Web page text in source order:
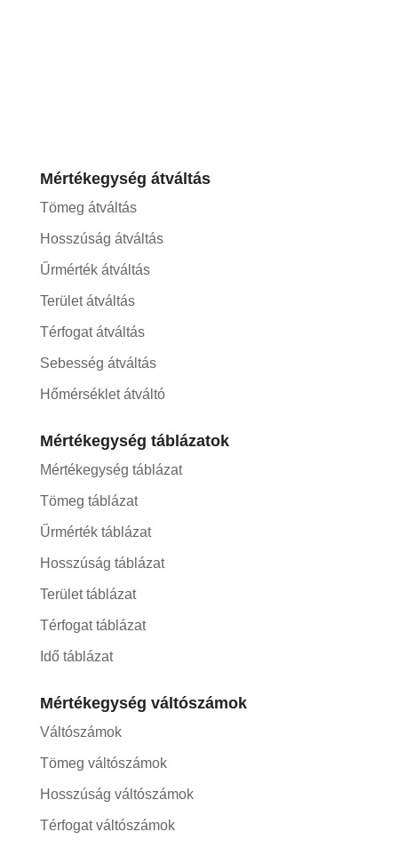
Mértékegység átváltás
Tömeg átváltás
Hosszúság átváltás
Űrmérték átváltás
Terület átváltás
Térfogat átváltás
Sebesség átváltás
Hőmérséklet átváltó
Mértékegység táblázatok
Mértékegység táblázat
Tömeg táblázat
Űrmérték táblázat
Hosszúság táblázat
Terület táblázat
Térfogat táblázat
Idő táblázat
Mértékegység váltószámok
Váltószámok
Tömeg váltószámok
Hosszúság váltószámok
Térfogat váltószámok